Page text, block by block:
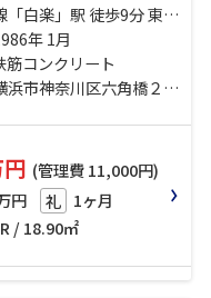
白楽」駅 徒歩9分 東急
楽」駅 徒歩12分 ブル
根公園」駅 徒歩13分
年 1月
コンクリート
神奈川県横浜市神奈川区六角橋２丁目
(管理費 11,000円)
円 礼 1ヶ月
/ 18.90㎡